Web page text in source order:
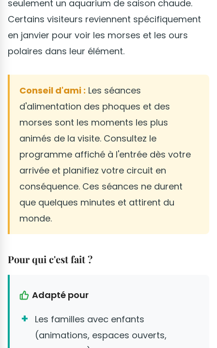
seulement un aquarium de saison chaude.
Certains visiteurs reviennent spécifiquement
en janvier pour voir les morses et les ours
polaires dans leur élément.
Conseil d'ami : Les séances
d'alimentation des phoques et des
morses sont les moments les plus
animés de la visite. Consultez le
programme affiché à l'entrée dès votre
arrivée et planifiez votre circuit en
conséquence. Ces séances ne durent
que quelques minutes et attirent du
monde.
Pour qui c'est fait ?
Adapté pour
Les familles avec enfants
(animations, espaces ouverts,